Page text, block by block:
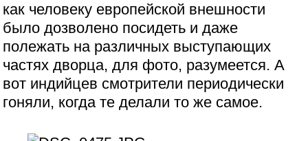
как человеку европейской внешности
было дозволено посидеть и даже
полежать на различных выступающих
частях дворца, для фото, разумеется. А
вот индийцев смотрители периодически
гоняли, когда те делали то же самое.